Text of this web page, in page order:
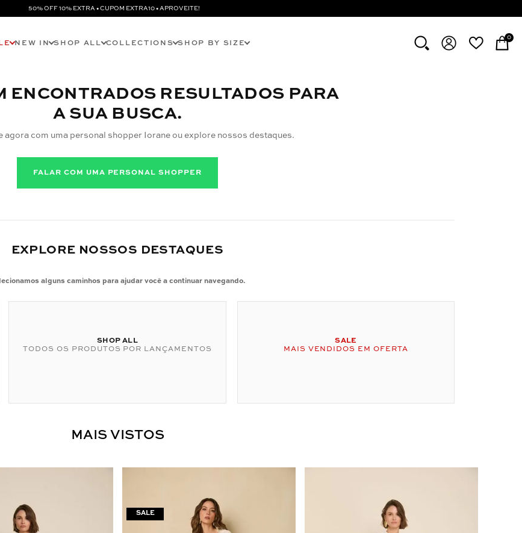
50% OFF 10% EXTRA • CUPOM EXTRA10 • APROVEITE!
NEW IN SHOP ALL COLLECTIONS SHOP BY SIZE
0
ENCONTRADOS RESULTADOS PARA
A SUA BUSCA.
agora com uma personal shopper Iorane ou explore nossos destaques.
FALAR COM UMA PERSONAL SHOPPER
EXPLORE NOSSOS DESTAQUES
alguns caminhos para ajudar você a continuar navegando.
SHOP ALL
TODOS OS PRODUTOS POR LANÇAMENTOS
SALE
MAIS VENDIDOS EM OFERTA
MAIS VISTOS